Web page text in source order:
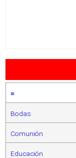
≡
Bodas
Comunión
Educación